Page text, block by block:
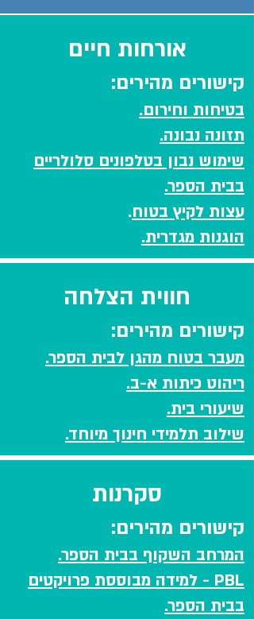
אורחות חיים
קישורים מהירים:
בטיחות וחירום.
תזונה נבונה.
שימוש נבון בטלפונים סלולריים
בבית הספר.
עצות לקיץ בטוח.
הוגנות מגדרית.
חווית הצלחה
קישורים מהירים:
מעבר בטוח מהגן לבית הספר.
ריהוט כיתות א-ב.
שיעורי בית.
שילוב תלמידי חינוך מיוחד.
סקרנות
קישורים מהירים:
המרחב השקוף בבית הספר.
PBL - למידה מבוססת פרויקטים
בבית הספר.